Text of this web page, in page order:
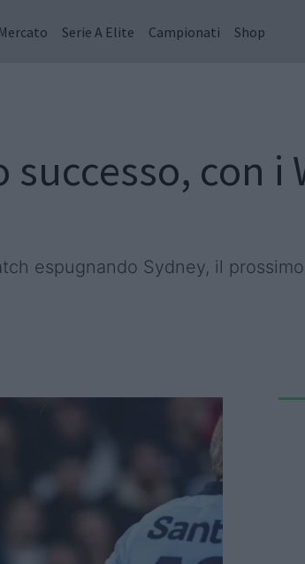
Mercato Serie A Elite Campionati Shop
con i
espugnando Sydney, il